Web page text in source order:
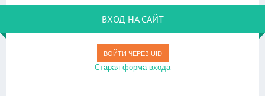
ВХОД НА САЙТ
ВОЙТИ ЧЕРЕЗ UID
Старая форма входа